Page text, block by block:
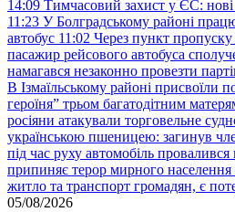
14:09 Тимчасовий захист у ЄС: нові
11:23 У Болградському районі
автобус 11:02 Через пункт
пасажир рейсового автобуса
намагався незаконно провезти
В Ізмаїльському районі присвоїли
героїня” трьом багатодітним
росіяни атакували торговельне
українською пшеницею: загинув
під час руху автомобіль
припиняє терор мирного
житло та транспорт громадян, є
05/08/2026